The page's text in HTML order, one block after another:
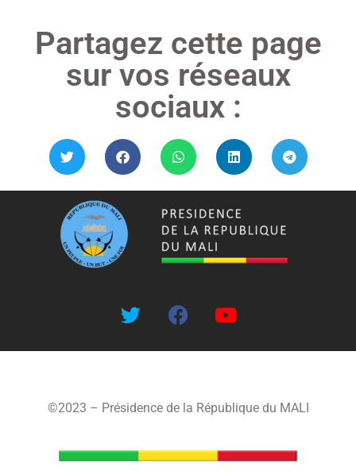
Partagez cette page
sur vos réseaux
sociaux :
©2023 – Présidence de la République du MALI